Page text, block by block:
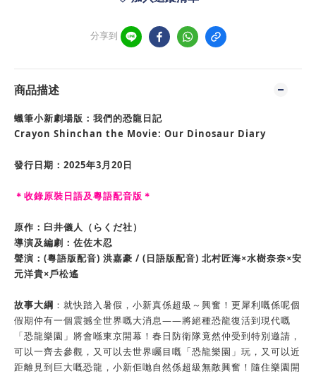
分享到
商品描述
蠟筆小新劇場版：我們的恐龍日記
Crayon Shinchan the Movie: Our Dinosaur Diary
發行日期：2025年3月20日
＊收錄原裝日語及粵語配音版＊
原作：臼井儀人（らくだ社）
導演及編劇：佐佐木忍
聲演：(粵語版配音) 洪嘉豪 / (日語版配音) 北村匠海×水樹奈奈×安
元洋貴×戶松遙
故事大綱 ：就快踏入暑假，小新真係超級～興奮！更犀利嘅係呢個
假期仲有一個震撼全世界嘅大消息——將絕種恐龍復活到現代嘅
「恐龍樂園」將會喺東京開幕！春日防衛隊竟然仲受到特別邀請，
可以一齊去參觀，又可以去世界矚目嘅「恐龍樂園」玩，又可以近
距離見到巨大嘅恐龍，小新佢哋自然係超級無敵興奮！隨住樂園開